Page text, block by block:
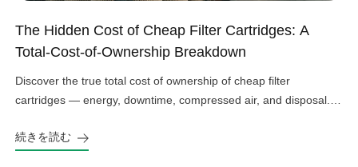
The Hidden Cost of Cheap Filter Cartridges: A
Total-Cost-of-Ownership Breakdown
Discover the true total cost of ownership of cheap filter
cartridges — energy, downtime, compressed air, and disposal.
続きを読む